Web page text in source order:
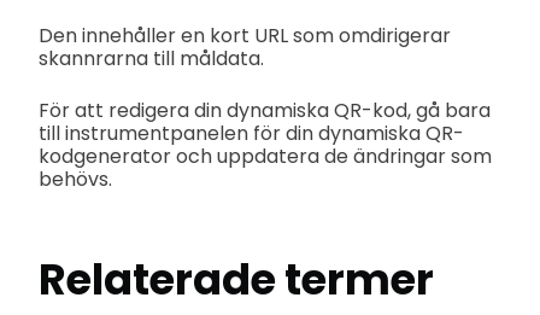
Den innehåller en kort URL som omdirigerar
skannrarna till måldata.
För att redigera din dynamiska QR-kod, gå bara
till instrumentpanelen för din dynamiska QR-
kodgenerator och uppdatera de ändringar som
behövs.
Relaterade termer